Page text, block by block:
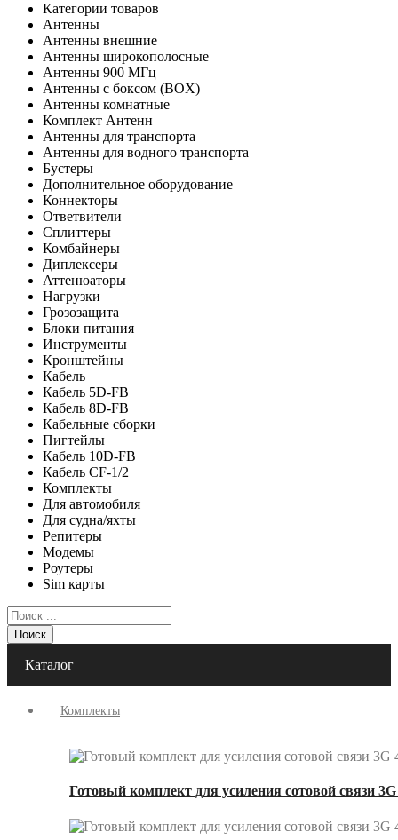
Категории товаров
Антенны
Антенны внешние
Антенны широкополосные
Антенны 900 МГц
Антенны с боксом (BOX)
Антенны комнатные
Комплект Антенн
Антенны для транспорта
Антенны для водного транспорта
Бустеры
Дополнительное оборудование
Коннекторы
Ответвители
Сплиттеры
Комбайнеры
Диплексеры
Аттенюаторы
Нагрузки
Грозозащита
Блоки питания
Инструменты
Кронштейны
Кабель
Кабель 5D-FB
Кабель 8D-FB
Кабельные сборки
Пигтейлы
Кабель 10D-FB
Кабель CF-1/2
Комплекты
Для автомобиля
Для судна/яхты
Репитеры
Модемы
Роутеры
Sim карты
Поиск
Каталог
Комплекты
Готовый комплект для усиления сотовой связи